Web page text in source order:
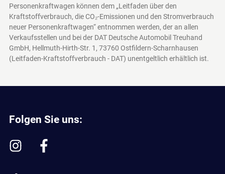
Personenkraftwagen können dem „Leitfaden über den
Kraftstoffverbrauch, die CO₂-Emissionen und den Stromverbrauch
neuer Personenkraftwagen“ entnommen werden, der an allen
Verkaufsstellen und bei der DAT Deutsche Automobil Treuhand
GmbH, Hellmuth-Hirth-Str. 1, 73760 Ostfildern-Scharnhausen
(Leitfaden-Kraftstoffverbrauch - DAT) unentgeltlich erhältlich ist.
Folgen Sie uns: